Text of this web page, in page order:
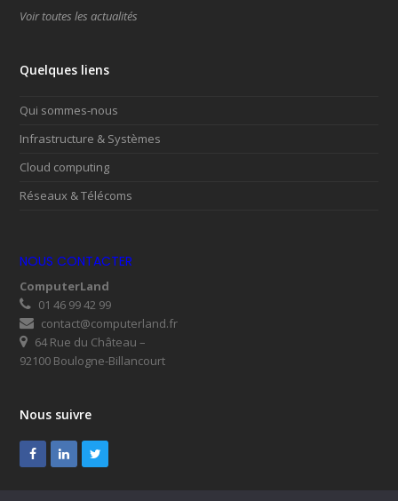
Voir toutes les actualités
Quelques liens
Qui sommes-nous
Infrastructure & Systèmes
Cloud computing
Réseaux & Télécoms
NOUS CONTACTER
ComputerLand
01 46 99 42 99
contact@computerland.fr
64 Rue du Château –
92100 Boulogne-Billancourt
Nous suivre
Facebook
LinkedInTwitter